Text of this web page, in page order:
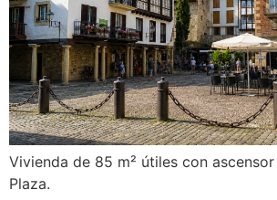
Vivienda de 85 m² útiles con
Plaza.